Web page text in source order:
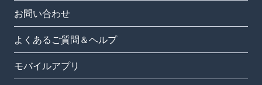
お問い合わせ
よくあるご質問＆ヘルプ
モバイルアプリ